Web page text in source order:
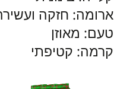
ארומה: חזקה ועשירה
טעם: מאוזן
קרמה: קטיפתי